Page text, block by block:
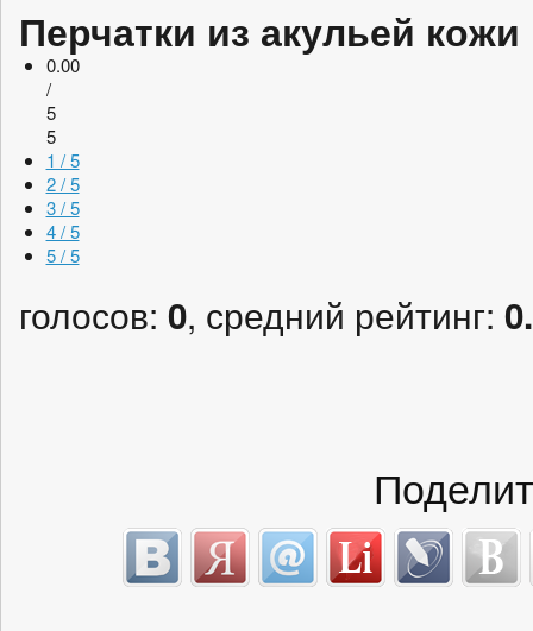
Перчатки из акульей кожи
0.00
/
5
5
1 / 5
2 / 5
3 / 5
4 / 5
5 / 5
голосов: 0, средний рейтинг: